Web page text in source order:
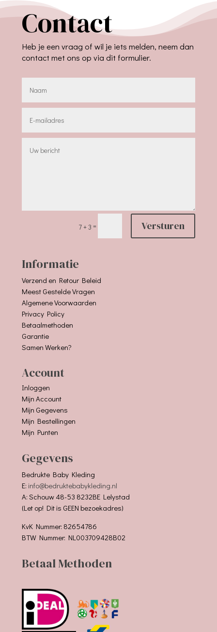
Contact
Heb je een vraag of wil je iets melden, neem dan
contact met ons op via dit formulier.
7 + 3 = Versturen
Informatie
Verzend en Retour Beleid
Meest Gestelde Vragen
Algemene Voorwaarden
Privacy Policy
Betaalmethoden
Garantie
Samen Werken?
Account
Inloggen
Mijn Account
Mijn Gegevens
Mijn Bestellingen
Mijn Punten
Gegevens
Bedrukte Baby Kleding
E: info@bedruktebabykleding.nl
A: Schouw 48-53 8232BE Lelystad
(Let op! Dit is GEEN bezoekadres)
KvK Nummer: 82654786
BTW Nummer: NL003709428B02
Betaal Methoden